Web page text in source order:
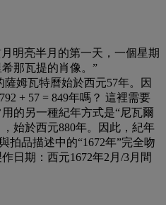
明亮半月的第一天，一個星期
那瓦提的肖像。”
姆瓦特曆始於西元57年。因
+ 57 = 849年嗎？ 這裡需要
的另一種紀年方式是“尼瓦爾
，始於西元880年。因此，紀年
拍品描述中的“1672年”完全吻
日期：西元1672年2月/3月間